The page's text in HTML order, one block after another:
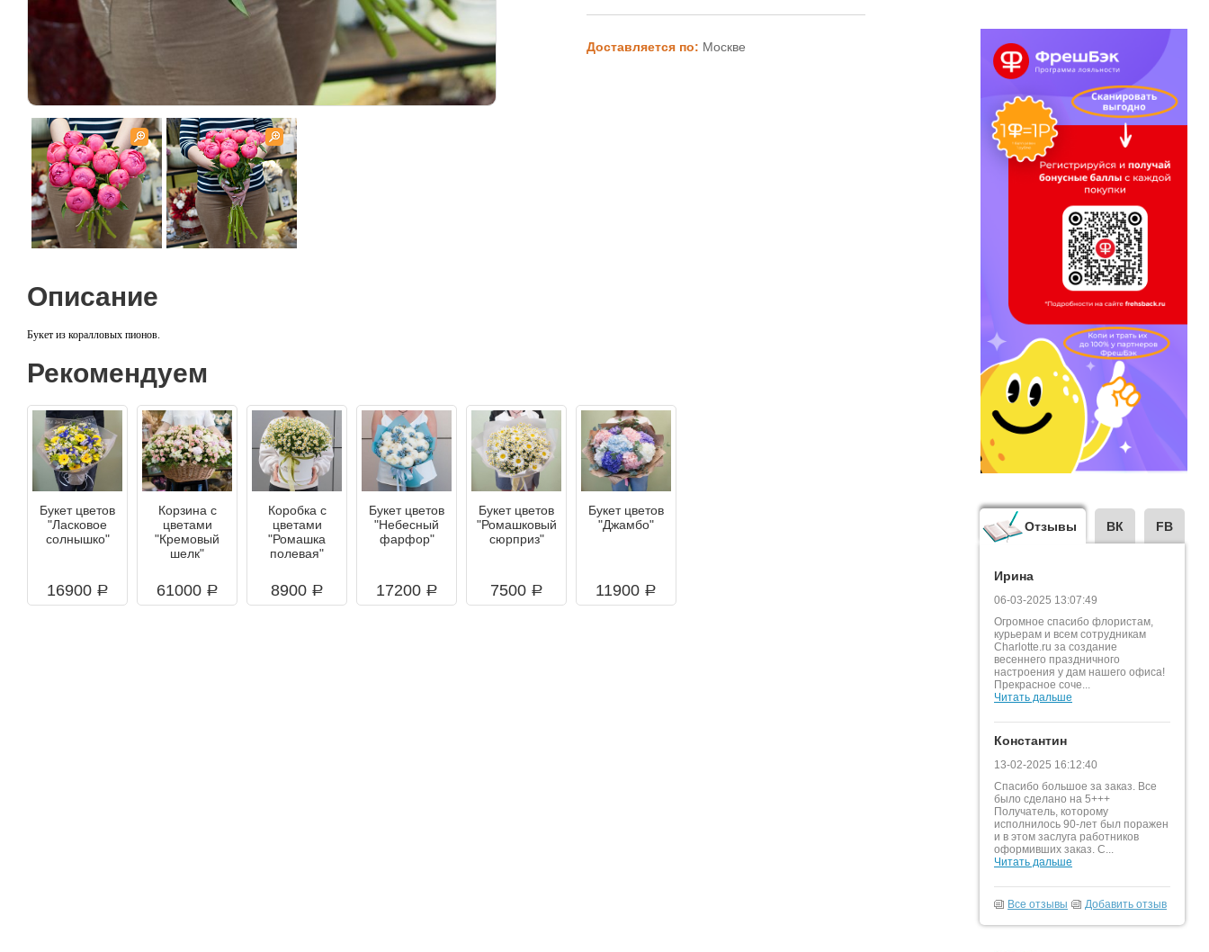
Доставляется по: Москве
Описание
Букет из коралловых пионов.
Рекомендуем
Букет цветов
"Ласковое
солнышко"
16900 a
Корзина с
цветами
"Кремовый
шелк"
61000 a
Коробка с
цветами
"Ромашка
полевая"
8900 a
Букет цветов
"Небесный
фарфор"
17200 a
Букет цветов
"Ромашковый
сюрприз"
7500 a
Букет цветов
"Джамбо"
11900 a
Отзывы ВК FB
Ирина
06-03-2025 13:07:49
Огромное спасибо флористам,
курьерам и всем сотрудникам
Charlotte.ru за создание
весеннего праздничного
настроения у дам нашего офиса!
Прекрасное соче...
Читать дальше
Константин
13-02-2025 16:12:40
Спасибо большое за заказ. Все
было сделано на 5+++
Получатель, которому
исполнилось 90-лет был поражен
и в этом заслуга работников
оформивших заказ. С...
Читать дальше
Все отзывы Добавить отзыв